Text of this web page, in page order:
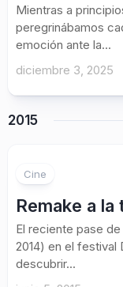
Mientras a
peregrinábamos
emoción ante la...
diciembre 3, 2025
2015
Cine
Remake a la
El reciente pase
2014) en el festival
descubrir...